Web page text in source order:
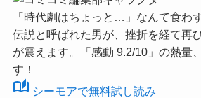
「時代劇はちょっと…」なんて食わ
伝説と呼ばれた男が、挫折を経て再
が震えます。
「感動 9.2/10」 の熱量
す！
auto_stories シーモアで無料試し読み